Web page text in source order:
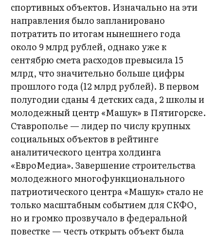
спортивных объектов. Изначально на эти
направления было запланировано
потратить по итогам нынешнего года
около 9 млрд рублей, однако уже к
сентябрю смета расходов превысила 15
млрд, что значительно больше цифры
прошлого года (12 млрд рублей). В первом
полугодии сданы 4 детских сада, 2 школы и
молодежный центр «Машук» в Пятигорске.
Ставрополье — лидер по числу крупных
социальных объектов в рейтинге
аналитического центра холдинга
«ЕвроМедиа». Завершение строительства
молодежного многофункционального
патриотического центра «Машук» стало не
только масштабным событием для СКФО,
но и громко прозвучало в федеральной
повестке — честь открыть объект была